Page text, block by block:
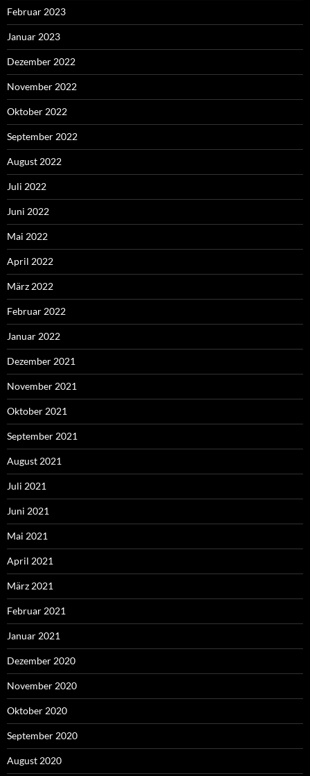
Februar 2023
Januar 2023
Dezember 2022
November 2022
Oktober 2022
September 2022
August 2022
Juli 2022
Juni 2022
Mai 2022
April 2022
März 2022
Februar 2022
Januar 2022
Dezember 2021
November 2021
Oktober 2021
September 2021
August 2021
Juli 2021
Juni 2021
Mai 2021
April 2021
März 2021
Februar 2021
Januar 2021
Dezember 2020
November 2020
Oktober 2020
September 2020
August 2020